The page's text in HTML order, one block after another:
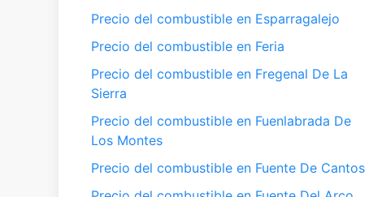
Precio del combustible en Esparragalejo
Precio del combustible en Feria
Precio del combustible en Fregenal De La
Sierra
Precio del combustible en Fuenlabrada De
Los Montes
Precio del combustible en Fuente De Cantos